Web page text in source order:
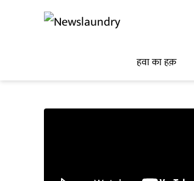
हवा का हक़